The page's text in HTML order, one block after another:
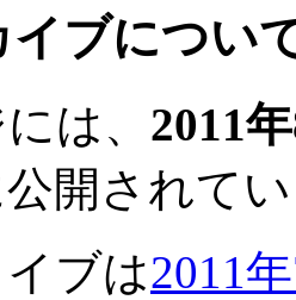
イブについ
は、 2011
開されて
ブは2011